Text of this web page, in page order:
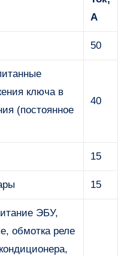
А
50
ключа в
(постоянное
40
15
15
ЭБУ,
обмотка реле